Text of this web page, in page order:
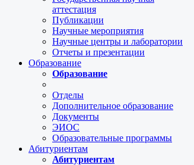
аттестация
Публикации
Научные мероприятия
Научные центры и лаборатории
Отчеты и презентации
Образование
Образование
Отделы
Дополнительное образование
Документы
ЭИОС
Образовательные программы
Абитуриентам
Абитуриентам